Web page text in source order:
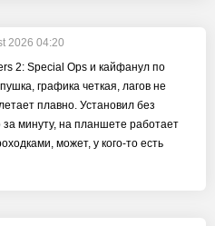
2026 04:20
2: Special Ops и кайфанул по
графика четкая, лагов не
плавно. Установил без
минуту, на планшете работает
может, у кого-то есть